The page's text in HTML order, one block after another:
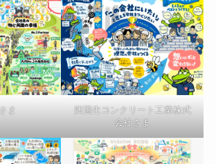
ま
四国生コンクリート工業株式
会社さま